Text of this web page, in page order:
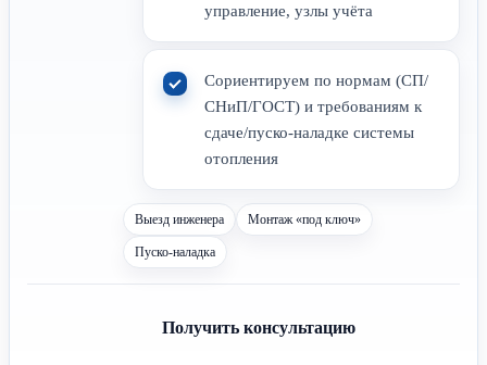
управление, узлы учёта
Сориентируем по нормам (СП/
СНиП/ГОСТ) и требованиям к
сдаче/пуско-наладке системы
отопления
Выезд инженера Монтаж «под ключ»
Пуско-наладка
Получить консультацию